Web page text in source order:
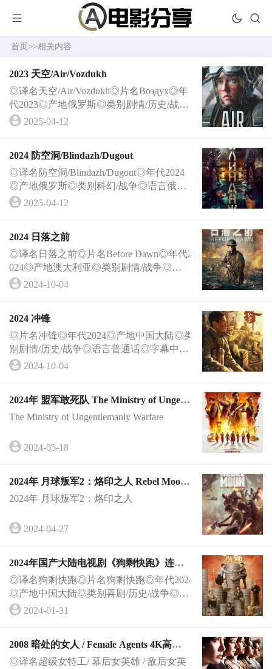
首页 >>相关内容
2023 天空/Air/Vozdukh
◎译名天空/Air/Vozdukh◎片名Воздух◎年
代2023◎产地俄罗斯◎类别剧情/历史/战争
◎语言俄语◎上映日期2023-10-26(东京国
243 users◎片长151分钟
2025-04-12
2024 防空洞/Blindazh/Dugout
◎译名防空洞/Blindazh/Dugout◎年代2024
◎产地俄罗斯◎类别科幻/战争◎语言俄语
◎上映日期2024-04-25(俄罗斯)◎IMDb评分
·库利科夫 Ilya Kulikov / Oleg Smirnov
2025-04-12
2024 日落之前
◎译名日落之前◎片名Before Dawn◎年代2
024◎产地澳大利亚◎类别剧情/战争◎语言
英语◎上映日期2024-04-04(澳大利亚)◎IM
斯·杰弗里 Travis Je
2024-10-04
2024 冲锋
◎片名冲锋◎年代2024◎产地中国大陆◎类
别剧情/历史/战争◎语言普通话◎字幕中文
◎上映日期2024-09-27(中国大陆网络)◎片
a 庄
2024-10-04
2024年 盟军敢死队 The Ministry of Ungent
lemanly Warfare 电影BT下载
The Ministry of Ungentlemanly Warfare
2024-05-18
2024年 月球叛军2：烙印之人 Rebel Moon:
The Scargiver
2024年 月球叛军2：烙印之人
2024-04-27
2024年国产大陆电视剧《狗剩快跑》连载
更新中
◎译名狗剩快跑◎片名狗剩快跑◎年代2024
◎产地中国大陆◎类别喜剧/历史/战争◎语
言汉语普通话◎字幕中文字幕◎上映日期2
勇智
2024-01-31
2008 暗处的女人 / Female Agents 4K高清
电影下载
◎译名超级女特工/ 幕后女英雄 / 敌后女英